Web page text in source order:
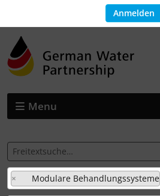
Anmelden
Menu
× Modulare Behandlungssysteme